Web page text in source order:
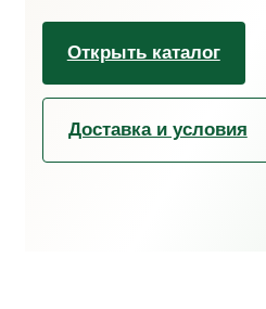
Открыть каталог
Доставка и условия